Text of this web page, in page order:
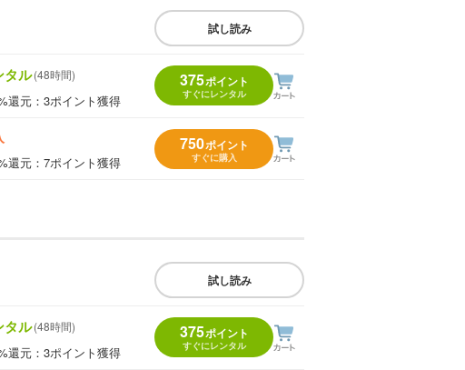
試し読み
タル(48時間)
還元 ：3ポイント獲得
375ポイント
すぐにレンタル
還元 ：7ポイント獲得
750ポイント
すぐに購入
試し読み
タル(48時間)
還元 ：3ポイント獲得
375ポイント
すぐにレンタル